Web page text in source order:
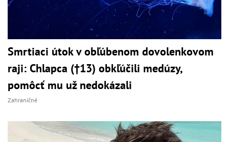
Smrtiaci útok v obľúbenom dovolenkovom
raji: Chlapca (†13) obkľúčili medúzy,
pomôcť mu už nedokázali
Zahraničné